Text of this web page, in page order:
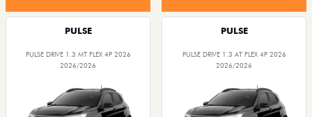
PULSE
PULSE DRIVE 1.3 MT FLEX 4P 2026
2026/2026
PULSE
PULSE DRIVE 1.3 AT FLEX 4P 2026
2026/2026